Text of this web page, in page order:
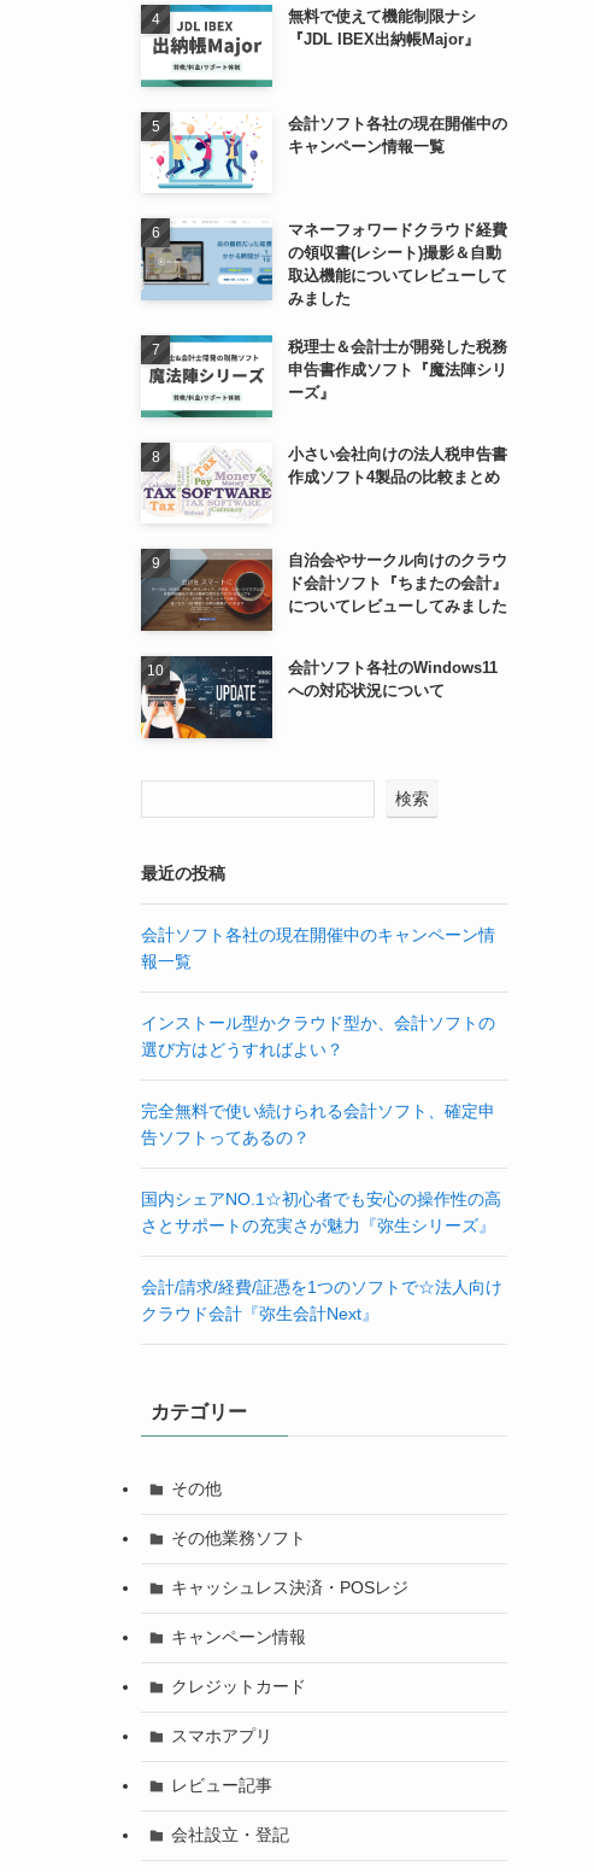
無料で使えて機能制限ナシ
『JDL IBEX出納帳Major』
会計ソフト各社の現在開催中の
キャンペーン情報一覧
マネーフォワードクラウド経費
の領収書(レシート)撮影＆自動
取込機能についてレビューして
みました
税理士＆会計士が開発した税務
申告書作成ソフト『魔法陣シリ
ーズ』
小さい会社向けの法人税申告書
作成ソフト4製品の比較まとめ
自治会やサークル向けのクラウ
ド会計ソフト『ちまたの会計』
についてレビューしてみました
会計ソフト各社のWindows11
への対応状況について
検索
最近の投稿
会計ソフト各社の現在開催中のキャンペーン情
報一覧
インストール型かクラウド型か、会計ソフトの
選び方はどうすればよい？
完全無料で使い続けられる会計ソフト、確定申
告ソフトってあるの？
国内シェアNO.1☆初心者でも安心の操作性の高
さとサポートの充実さが魅力『弥生シリーズ』
会計/請求/経費/証憑を1つのソフトで☆法人向け
クラウド会計『弥生会計Next』
カテゴリー
その他
その他業務ソフト
キャッシュレス決済・POSレジ
キャンペーン情報
クレジットカード
スマホアプリ
レビュー記事
会社設立・登記